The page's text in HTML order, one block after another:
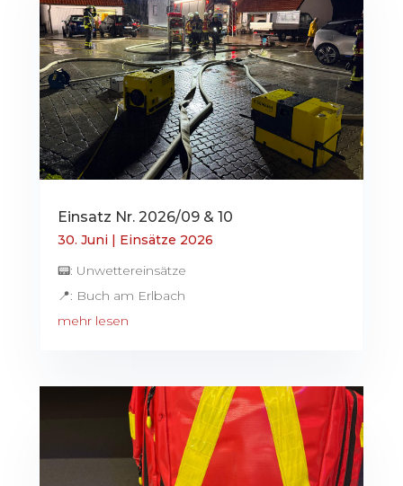
Einsatz Nr. 2026/09 & 10
30. Juni | Einsätze 2026
📟: Unwettereinsätze
📍: Buch am Erlbach
mehr lesen